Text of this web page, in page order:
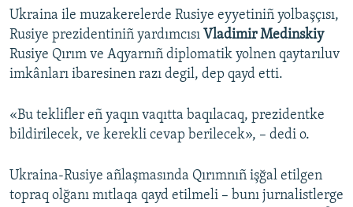
Ukraina ile muzakerelerde Rusiye eyyetiniñ yolbaşçısı,
Rusiye prezidentiniñ yardımcısı Vladimir Medinskiy
Rusiye Qırım ve Aqyarnıñ diplomatik yolnen qaytarıluv
imkânları ibaresinen razı degil, dep qayd etti.
«Bu teklifler eñ yaqın vaqıtta baqılacaq, prezidentke
bildirilecek, ve kerekli cevap berilecek», – dedi o.
Ukraina-Rusiye añlaşmasında Qırımnıñ işğal etilgen
topraq olğanı mıtlaqa qayd etilmeli – bunı jurnalistlerge